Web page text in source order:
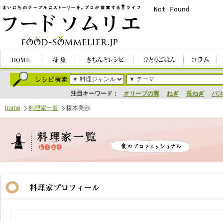
注目キーワード： オリーブの実 ねぎ 長ねぎ パ
home 料理家一覧 榎本美沙